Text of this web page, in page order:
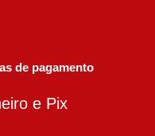
de pagamento
e Pix